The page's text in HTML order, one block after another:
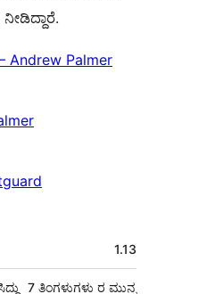
Andrew Palmer
1.13
7 ತಿಂಗಳುಗಳು ರ ಮುನ್ನ